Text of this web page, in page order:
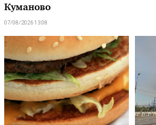
Куманово
07/08/2026 13:08